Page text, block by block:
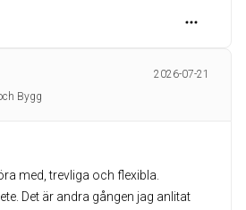
2026-07-21
Bygg
med, trevliga och flexibla.
Det är andra gången jag anlitat